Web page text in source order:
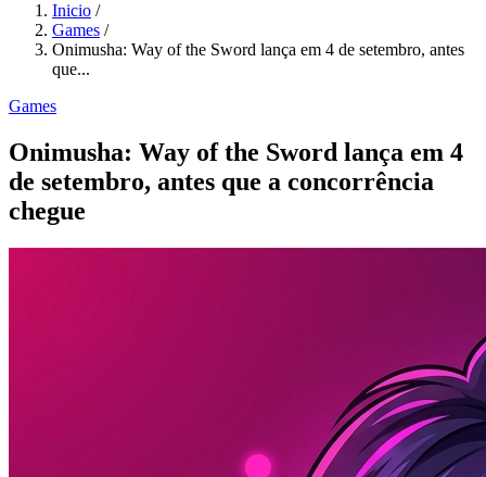
Inicio /
Games /
Onimusha: Way of the Sword lança em 4 de setembro, antes
que...
Games
Onimusha: Way of the Sword lança em 4
de setembro, antes que a concorrência
chegue